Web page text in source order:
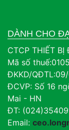
DÀNH CHO
CTCP THIẾT BỊ
Mã số
ĐKKD/
ĐCVP: Số 16
Mai - HN
ĐT:
Email: